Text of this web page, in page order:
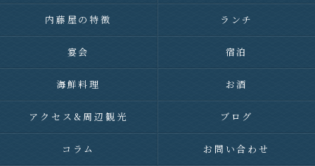
内藤屋の特徴 ランチ
宴会 宿泊
海鮮料理 お酒
アクセス&周辺観光 ブログ
コラム お問い合わせ